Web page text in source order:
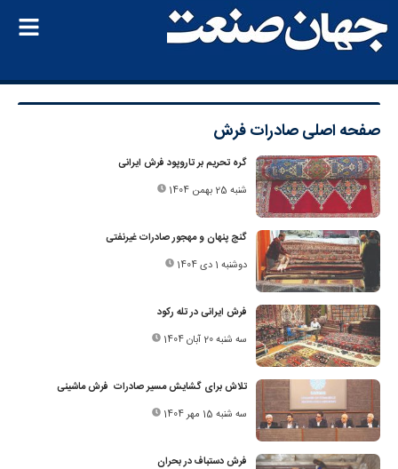
صفحه اصلیصادرات فرش
گره تحریم بر تاروپود فرش ایرانی
شنبه 25 بهمن 1404
گنج پنهان و مهجور صادرات غیرنفتی
دوشنبه 1 دی 1404
فرش ایرانی در تله رکود
سه شنبه 20 آبان 1404
تلاش برای گشایش مسیر صادرات فرش ماشینی
سه شنبه 15 مهر 1404
فرش دستباف در بحران